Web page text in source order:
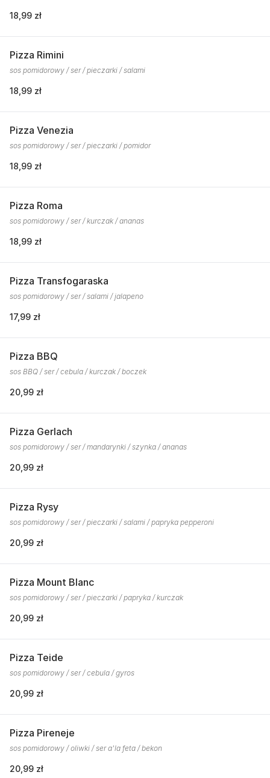
18,99 zł
Pizza Rimini
sos pomidorowy / ser / pieczarki / salami
18,99 zł
Pizza Venezia
sos pomidorowy / ser / pieczarki / pomidor
18,99 zł
Pizza Roma
sos pomidorowy / ser / kurczak / ananas
18,99 zł
Pizza Transfogaraska
sos pomidorowy / ser / salami / jalapeno
17,99 zł
Pizza BBQ
sos BBQ / ser / cebula / kurczak / boczek
20,99 zł
Pizza Gerlach
sos pomidorowy / ser / mandarynki / szynka / ananas
20,99 zł
Pizza Rysy
sos pomidorowy / ser / pieczarki / salami / papryka pepperoni
20,99 zł
Pizza Mount Blanc
sos pomidorowy / ser / pieczarki / papryka / kurczak
20,99 zł
Pizza Teide
sos pomidorowy / ser / cebula / gyros
20,99 zł
Pizza Pireneje
sos pomidorowy / oliwki / ser a'la feta / bekon
20,99 zł